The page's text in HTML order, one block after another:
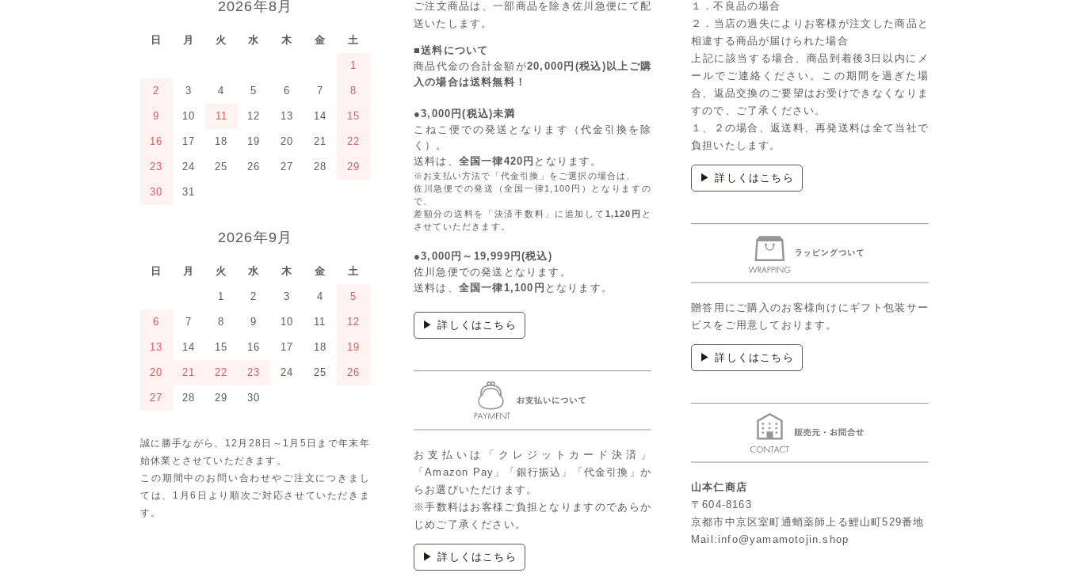
2026年8月
日 月 火 水 木 金 土
1
2 3 4 5 6 7 8
9 10 11 12 13 14 15
16 17 18 19 20 21 22
23 24 25 26 27 28 29
30 31
2026年9月
日 月 火 水 木 金 土
1 2 3 4 5
6 7 8 9 10 11 12
13 14 15 16 17 18 19
20 21 22 23 24 25 26
27 28 29 30
誠に勝手ながら、12月28日～1月5日まで年末年
始休業とさせていただきます。
この期間中のお問い合わせやご注文につきまし
ては、1月6日より順次ご対応させていただきま
す。
ご注文商品は、一部商品を除き佐川急便にて配
送いたします。
■送料について
商品代金の合計金額が20,000円(税込)以上ご購
入の場合は送料無料！
●3,000円(税込)未満
こねこ便での発送となります（代金引換を除
く）。
送料は、 全国一律420円 となります。
※お支払い方法で「代金引換」をご選択の場合は、
佐川急便での発送（全国一律1,100円）となりますの
で、
差額分の送料を「決済手数料」に追加して 1,120円 と
させていただきます。
●3,000円～19,999円(税込)
佐川急便での発送となります。
送料は、 全国一律1,100円 となります。
▶ 詳しくはこちら
お支払いは「クレジットカード決済」
「Amazon Pay」「銀行振込」「代金引換」か
らお選びいただけます。
※手数料はお客様ご負担となりますのであらか
じめご了承ください。
▶ 詳しくはこちら
１．不良品の場合
２．当店の過失によりお客様が注文した商品と
相違する商品が届けられた場合
上記に該当する場合、商品到着後3日以内にメ
ールでご連絡ください。この期間を過ぎた場
合、返品交換のご要望はお受けできなくなりま
すので、ご了承ください。
１、２の場合、返送料、再発送料は全て当社で
負担いたします。
▶ 詳しくはこちら
贈答用にご購入のお客様向けにギフト包装サー
ビスをご用意しております。
▶ 詳しくはこちら
山本仁商店
〒604-8163
京都市中京区室町通蛸薬師上る鯉山町529番地
Mail:info@yamamotojin.shop